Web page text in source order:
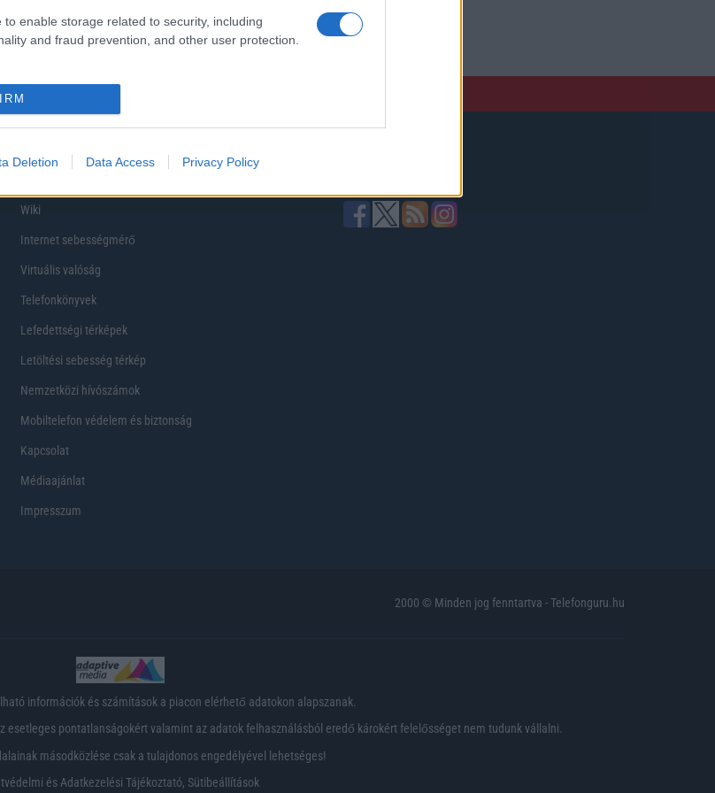
to enable storage related to security, including
and fraud prevention, and other user protection.
Deletion Data Access Privacy Policy
eltérhet. Azonban azok, akik számára fontos a nagyobb kijelző,
Wiki
Internet sebességmérő
Virtuális valóság
Telefonkönyvek
Lefedettségi térképek
Letöltési sebesség térkép
Nemzetközi hívószámok
Mobiltelefon védelem és biztonság
Kapcsolat
Médiaajánlat
Impresszum
2000 © Minden jog fenntartva - Telefonguru.hu
információk és számítások a piacon elérhető adatokon alapszanak.
pontatlanságokért valamint az adatok felhasználásból eredő károkért felelősséget nem tudunk vállalni.
másodközlése csak a tulajdonos engedélyével lehetséges!
és Adatkezelési Tájékoztató, Sütibeállítások